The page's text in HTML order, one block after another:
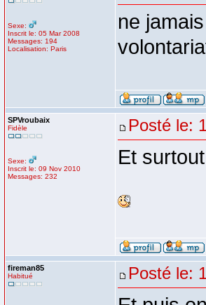
Sexe:
Inscrit le: 05 Mar 2008
Messages: 194
Localisation: Paris
ne
SPVroubaix
Fidèle
Sexe:
Inscrit le: 09 Nov 2010
Messages: 232
Posté le:
Et
fireman85
Habitué Posté le: